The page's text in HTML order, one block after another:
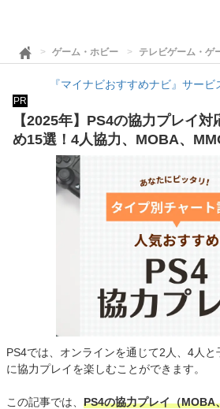
ゲーム・ホビー テレビゲーム・ゲ
『マイナビおすすめナビ』サー
PR
【2025年】PS4の協力プレイ
め15選！4人協力、MOBA、
PS4では、オンラインを通じて2人、4人
に協力プレイを楽しむことができます。
この記事では、 PS4の協力プレイ（MOBA